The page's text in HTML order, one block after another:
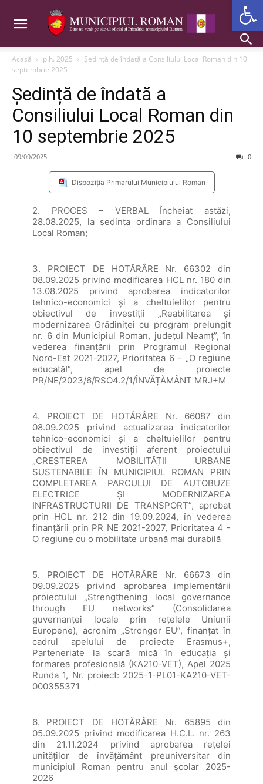
Acasă p.h. 2025
Ședință de îndată a Consiliului Local Roman din 10
septembrie 2025
Ședință de îndată a
Consiliului Local Roman din
10 septembrie 2025
09/09/2025 0
Dispoziția Primarului Municipiului Roman
2. PROCES – VERBAL Încheiat astăzi,
28.08.2025, la şedinţa ordinara a Consiliului
Local Roman;
3. PROIECT DE HOTĂRÂRE Nr. 66302 din
08.09.2025 privind modificarea HCL nr. 180 din
13.08.2025 privind aprobarea indicatorilor
tehnico-economici și a cheltuielilor pentru
obiectivul de investiții „Reabilitarea și
modernizarea Grădiniței cu program prelungit
nr. 6 din Municipiul Roman, județul Neamț”, în
vederea finanțării prin Programul Regional
Nord-Est 2021-2027, Prioritatea 6 – „O regiune
educată!”, apel de proiecte
PR/NE/2023/6/RSO4.2/1/ÎNVĂȚĂMÂNT MRJ+M
4. PROIECT DE HOTĂRÂRE Nr. 66087 din
08.09.2025 privind actualizarea indicatorilor
tehnico-economici și a cheltuielilor pentru
obiectivul de investiții aferent proiectului
„CREȘTEREA MOBILITĂȚII URBANE
SUSTENABILE ÎN MUNICIPIUL ROMAN PRIN
COMPLETAREA PARCULUI DE AUTOBUZE
ELECTRICE ȘI MODERNIZAREA
INFRASTRUCTURII DE TRANSPORT”, aprobat
prin HCL nr. 212 din 19.09.2024, în vederea
finanțării prin PR NE 2021-2027, Prioritatea 4 -
O regiune cu o mobilitate urbană mai durabilă
5. PROIECT DE HOTĂRÂRE Nr. 66673 din
09.09.2025 privind aprobarea implementării
proiectului „Strengthening local governance
through EU networks” (Consolidarea
guvernanței locale prin rețelele Uniunii
Europene), acronim „Stronger EU”, finanțat în
cadrul apelului de proiecte Erasmus+,
Parteneriate la scară mică în educația și
formarea profesională (KA210-VET), Apel 2025
Runda 1, Nr. proiect: 2025-1-PL01-KA210-VET-
000355371
6. PROIECT DE HOTĂRÂRE Nr. 65895 din
05.09.2025 privind modificarea H.C.L. nr. 263
din 21.11.2024 privind aprobarea rețelei
unităților de învățământ preuniversitar din
municipiul Roman pentru anul școlar 2025-
2026